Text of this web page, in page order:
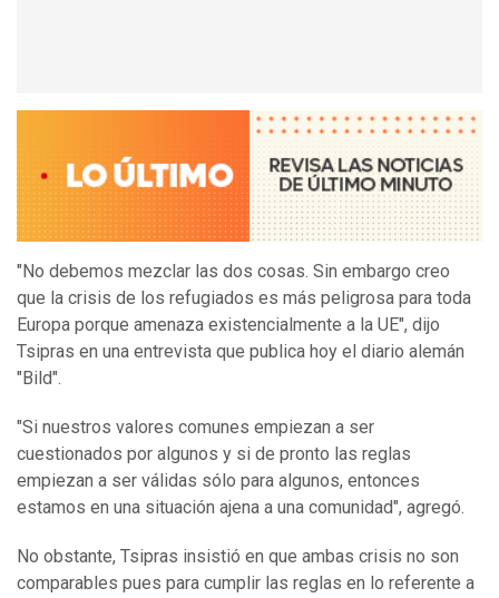
"No debemos mezclar las dos cosas. Sin embargo creo
que la crisis de los refugiados es más peligrosa para toda
Europa porque amenaza existencialmente a la UE", dijo
Tsipras en una entrevista que publica hoy el diario alemán
"Bild".
"Si nuestros valores comunes empiezan a ser
cuestionados por algunos y si de pronto las reglas
empiezan a ser válidas sólo para algunos, entonces
estamos en una situación ajena a una comunidad", agregó.
No obstante, Tsipras insistió en que ambas crisis no son
comparables pues para cumplir las reglas en lo referente a